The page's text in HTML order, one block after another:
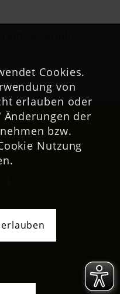
Cookies.
von
erlauben oder
Änderungen der
bzw.
Nutzung